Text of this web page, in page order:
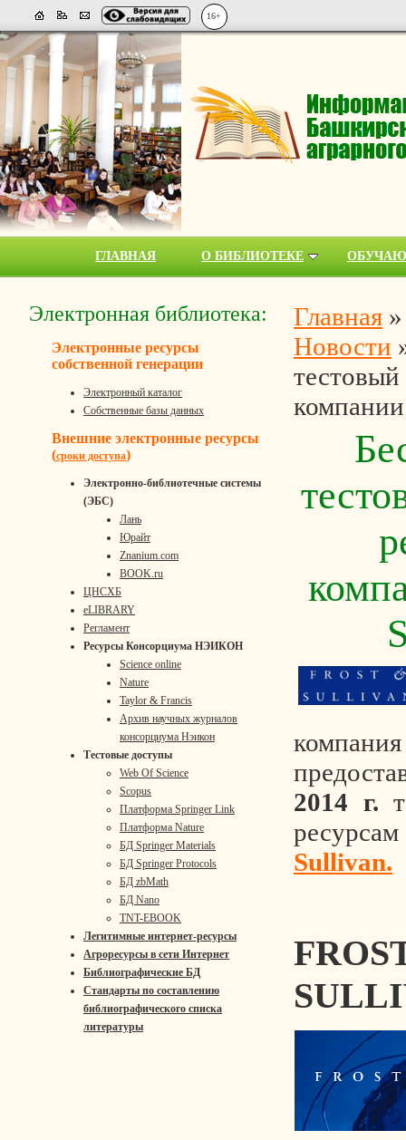
16+
ГЛАВНАЯ О БИБЛИОТЕКЕ
Электронная библиотека:
Электронные ресурсы
собственной генерации
Электронный каталог
Собственные базы данных
Внешние электронные ресурсы
(сроки доступа)
Электронно-библиотечные системы
(ЭБС)
Лань
Юрайт
Znanium.com
BOOK.ru
ЦНСХБ
eLIBRARY
Регламент
Ресурсы Консорциума НЭИКОН
Science online
Nature
Taylor & Francis
Архив научных журналов
консорциума Нэикон
Тестовые доступы
Web Of Science
Scopus
Платформа Springer Link
Платформа Nature
БД Springer Materials
БД Springer Protocols
БД zbMath
БД Nano
TNT-EBOOK
Легитимные интернет-ресурсы
Агроресурсы в сети Интернет
Библиографические БД
Стандарты по составлению
библиографического списка
литературы
Главная
Новости
2014 г.
Sullivan.